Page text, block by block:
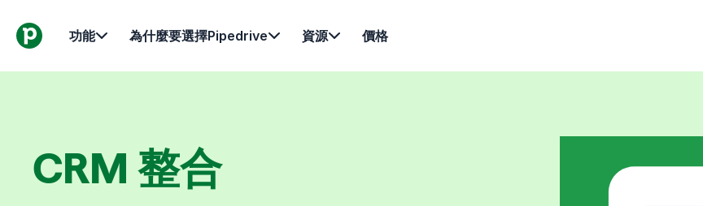
功能 為什麼要選擇Pipedrive 資源 價格
CRM 整合